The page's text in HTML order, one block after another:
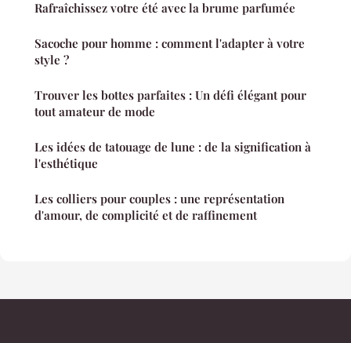
Rafraîchissez votre été avec la brume parfumée
Sacoche pour homme : comment l'adapter à votre
style ?
Trouver les bottes parfaites : Un défi élégant pour
tout amateur de mode
Les idées de tatouage de lune : de la signification à
l'esthétique
Les colliers pour couples : une représentation
d'amour, de complicité et de raffinement